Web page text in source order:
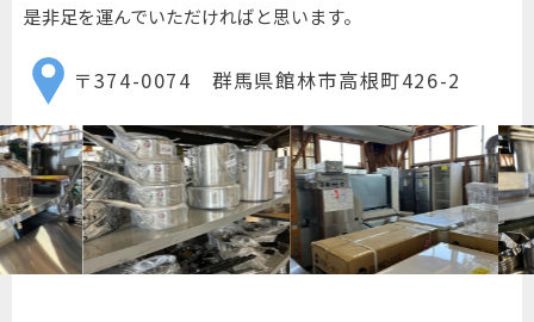
是非足を運んでいただければと思います。
〒374-0074 群馬県館林市高根町426-2